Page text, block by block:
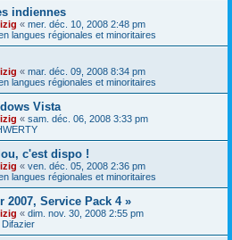
indiennes
« mer. déc. 10, 2008 2:48 pm
langues régionales et minoritaires
« mar. déc. 09, 2008 8:34 pm
langues régionales et minoritaires
Vista
« sam. déc. 06, 2008 3:33 pm
c'est dispo !
« ven. déc. 05, 2008 2:36 pm
langues régionales et minoritaires
2007, Service Pack 4 »
« dim. nov. 30, 2008 2:55 pm